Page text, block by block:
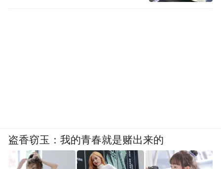
盗香窃玉：我的青春就是赌出来的